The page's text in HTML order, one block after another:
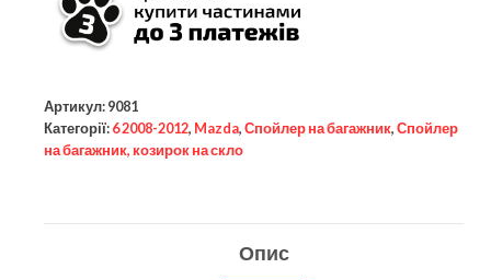
Артикул: 9081
Категорії: 6 2008-2012, Mazda, Спойлер на багажник, Спойлер
на багажник, козирок на скло
Опис